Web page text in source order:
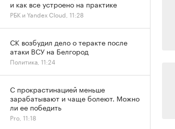
и как все устроено на практике
РБК и Yandex Cloud, 11:28
СК возбудил дело о теракте после
атаки ВСУ на Белгород
Политика, 11:24
С прокрастинацией меньше
зарабатывают и чаще болеют. Можно
ли ее победить
Pro, 11:18